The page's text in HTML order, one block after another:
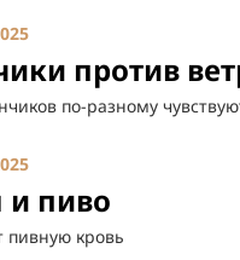
против
по-разному
пиво
кровь